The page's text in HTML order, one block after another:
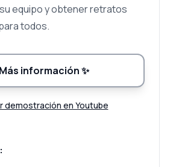
equipo y obtener retratos
todos.
Más información✨
demostración en Youtube